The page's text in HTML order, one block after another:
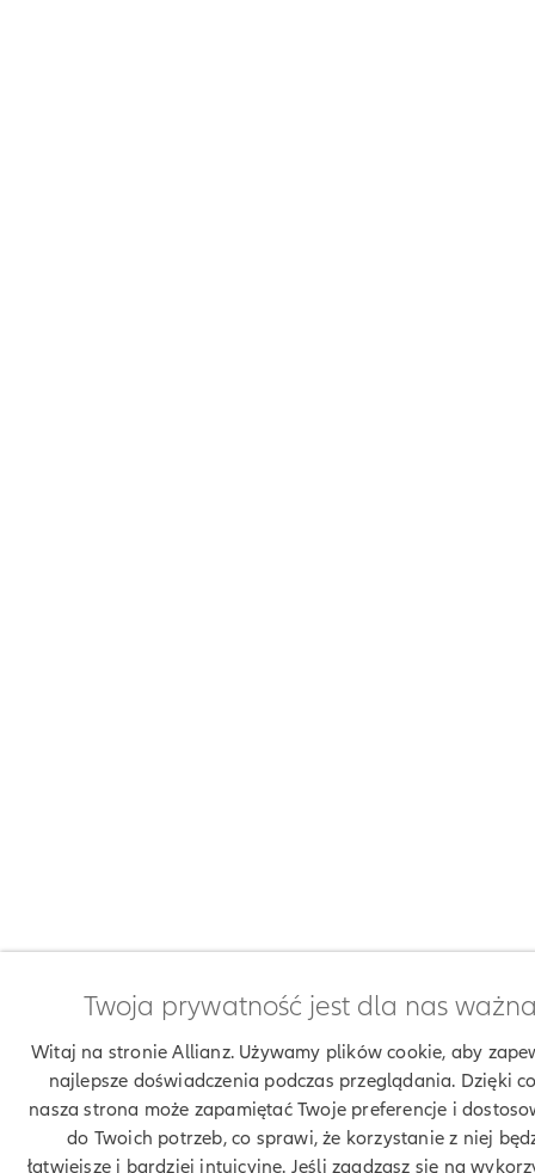
Twoja prywatność jest dla nas
Witaj na stronie Allianz. Używamy plików cookie, aby
najlepsze doświadczenia podczas przeglądania. Dzięki
nasza strona może zapamiętać Twoje preferencje i
do Twoich potrzeb, co sprawi, że korzystanie z niej
łatwiejsze i bardziej intuicyjne. Jeśli zgadzasz się na